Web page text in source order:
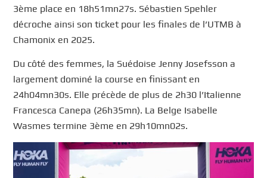
3ème place en 18h51mn27s. Sébastien Spehler
décroche ainsi son ticket pour les finales de l’UTMB à
Chamonix en 2025.
Du côté des femmes, la Suédoise Jenny Josefsson a
largement dominé la course en finissant en
24h04mn30s. Elle précède de plus de 2h30 l’Italienne
Francesca Canepa (26h35mn). La Belge Isabelle
Wasmes termine 3ème en 29h10mn02s.